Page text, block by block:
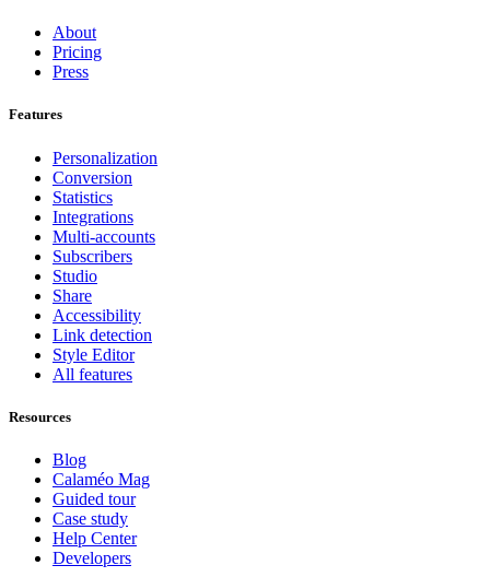
About
Pricing
Press
Features
Personalization
Conversion
Statistics
Integrations
Multi-accounts
Subscribers
Studio
Share
Accessibility
Link detection
Style Editor
All features
Resources
Blog
Calaméo Mag
Guided tour
Case study
Help Center
Developers